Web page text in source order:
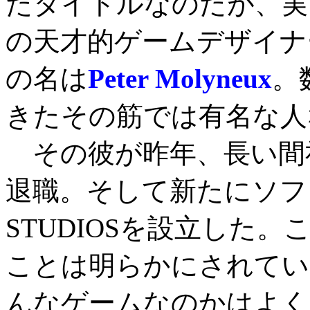
の天才的ゲームデザイ
の名はPeter Molyneux。
きたその筋では有名な
その彼が昨年、長い
退職。そして新たにソ
STUDIOSを設立した。
ことは明らかにされて
んなゲームなのかはよ